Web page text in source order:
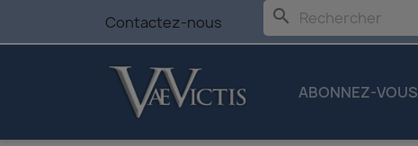
Contactez-nous search
ABONNEZ-VOUS